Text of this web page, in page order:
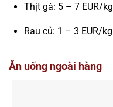
Thịt gà: 5 – 7 EUR/kg
Rau củ: 1 – 3 EUR/kg
Ăn uống ngoài hàng